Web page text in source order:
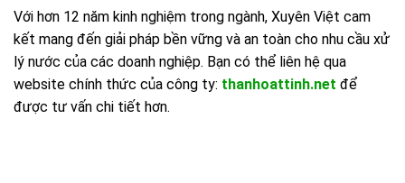
Với hơn 12 năm kinh nghiệm trong ngành, Xuyên Việt cam
kết mang đến giải pháp bền vững và an toàn cho nhu cầu xử
lý nước của các doanh nghiệp. Bạn có thể liên hệ qua
website chính thức của công ty: thanhoattinh.net để
được tư vấn chi tiết hơn.